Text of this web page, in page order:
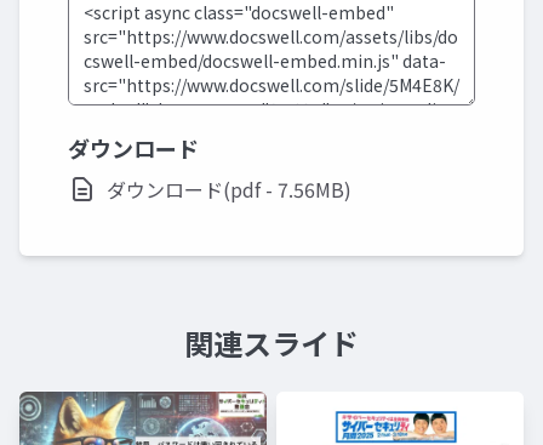
ダウンロード
ダウンロード(pdf - 7.56MB)
関連スライド